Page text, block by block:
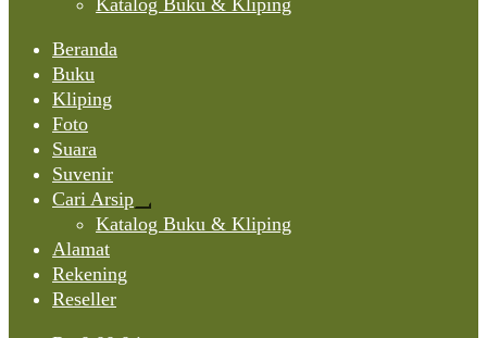
Katalog Buku & Kliping
Beranda
Buku
Kliping
Foto
Suara
Suvenir
Cari Arsip
Expand
child
Katalog Buku & Kliping
Alamat
Rekening
Reseller